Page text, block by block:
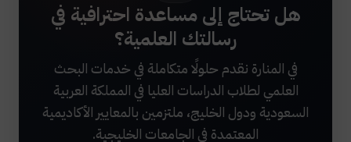
هل تحتاج إلى مساعدة احترافية في
رسالتك العلمية؟
في المنارة نقدم حلولًا متكاملة في خدمات البحث
العلمي لطلاب الدراسات العليا في المملكة العربية
السعودية ودول الخليج، ملتزمين بالمعايير الأكاديمية
المعتمدة في الجامعات الخليجية.